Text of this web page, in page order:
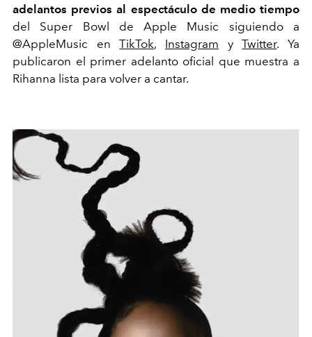
adelantos previos al espectáculo de medio tiempo
del Super Bowl de Apple Music siguiendo a
@AppleMusic enTikTok, Instagram yTwitter. Ya
publicaron el primer adelanto oficial que muestra a
Rihanna lista para volver a cantar.